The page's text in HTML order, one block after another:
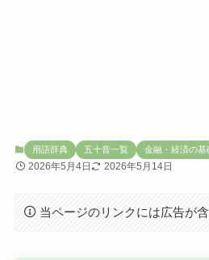
用語辞典 五十音一覧 金融・経済の基
2026年5月4日 2026年5月14日
当ページのリンクには広告が含